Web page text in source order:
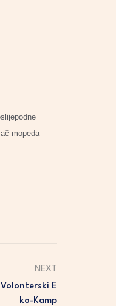
mopeda
NEXT
E
Ko-Kamp